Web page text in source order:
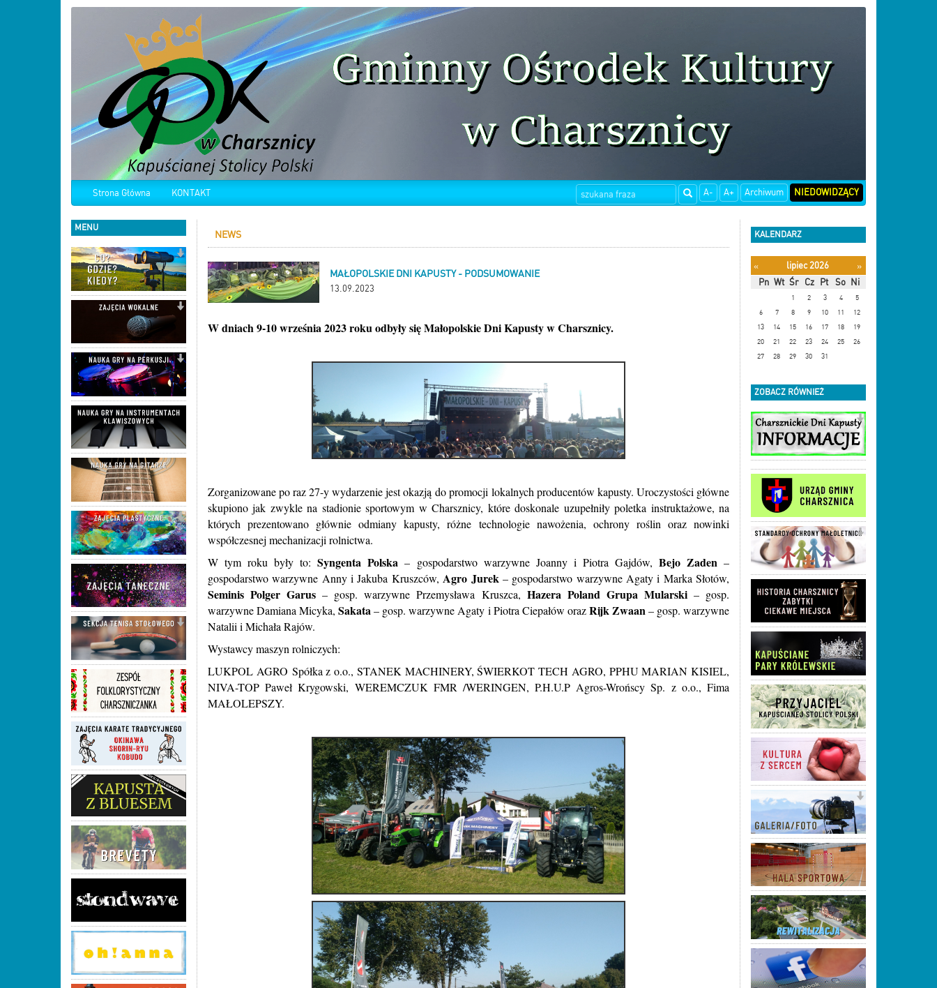
Strona Główna KONTAKT A- A+ Archiwum NIEDOWIDZĄCY
MENU
NEWS
MAŁOPOLSKIE DNI KAPUSTY - PODSUMOWANIE
13.09.2023
W dniach9-10września2023rokuodbyły sięMałopolskieDni Kapustyw Charsznicy.
Zorganizowane po raz 27-y wydarzenie jest okazją do promocji lokalnych producentów kapusty. Uroczystości główne
skupiono jak zwykle na stadionie sportowym w Charsznicy, które doskonale uzupełniły poletka instruktażowe, na
których prezentowano głównie odmiany kapusty, różne technologie nawożenia, ochrony roślin oraz nowinki
współczesnej mechanizacji rolnictwa.
W tym roku były to:Syngenta Polska – gospodarstwo warzywne Joanny i Piotra Gajdów, Bejo Zaden –
gospodarstwo warzywne Anny i Jakuba Kruszców, Agro Jurek – gospodarstwo warzywne Agaty i Marka Słotów,
Seminis Polger Garus – gosp. warzywne Przemysława Kruszca, Hazera Poland Grupa Mularski– gosp.
warzywne Damiana Micyka,Sakata– gosp. warzywne Agaty i Piotra Ciepałów orazRijk Zwaan– gosp. warzywne
Natalii i Michała Rajów.
Wystawcy maszyn rolniczych:
LUKPOL AGRO Spółka z o.o., STANEK MACHINERY, ŚWIERKOT TECH AGRO, PPHU MARIAN KISIEL,
NIVA-TOP Paweł Krygowski, WEREMCZUK FMR /WERINGEN, P.H.U.P Agros-Wrońscy Sp. z o.o., Fima
MAŁOLEPSZY.
KALENDARZ
« lipiec 2026
»
Pn Wt Śr Cz Pt So Ni
1 2 3 4
5
6
7 8 9 10 11
12
13
14 15 16 17 18
19
20
21 22 23 24 25
26
27
28 29 30 31
ZOBACZ RÓWNIEŻ